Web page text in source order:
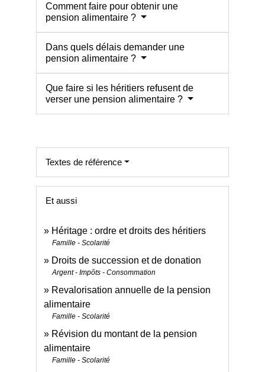
Comment faire pour obtenir une
pension alimentaire ?
Dans quels délais demander une
pension alimentaire ?
Que faire si les héritiers refusent de
verser une pension alimentaire ?
Textes de référence
Et aussi
Héritage : ordre et droits des héritiers
Famille - Scolarité
Droits de succession et de donation
Argent - Impôts - Consommation
Revalorisation annuelle de la pension
alimentaire
Famille - Scolarité
Révision du montant de la pension
alimentaire
Famille - Scolarité